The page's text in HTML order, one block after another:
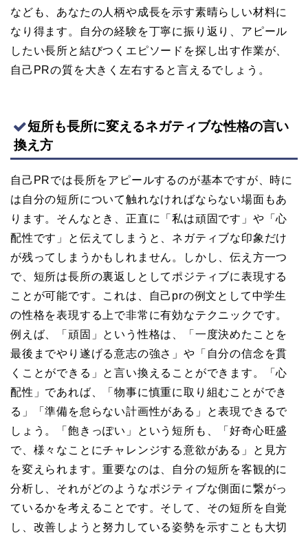
なども、あなたの人柄や成長を示す素晴らしい材料に
なり得ます。自分の経験を丁寧に振り返り、アピール
したい長所と結びつくエピソードを探し出す作業が、
自己PRの質を大きく左右すると言えるでしょう。
短所も長所に変えるネガティブな性格の言い
換え方
自己PRでは長所をアピールするのが基本ですが、時に
は自分の短所について触れなければならない場面もあ
ります。そんなとき、正直に「私は頑固です」や「心
配性です」と伝えてしまうと、ネガティブな印象だけ
が残ってしまうかもしれません。しかし、伝え方一つ
で、短所は長所の裏返しとしてポジティブに表現する
ことが可能です。これは、自己prの例文として中学生
の性格を表現する上で非常に有効なテクニックです。
例えば、「頑固」という性格は、「一度決めたことを
最後までやり遂げる意志の強さ」や「自分の信念を貫
くことができる」と言い換えることができます。「心
配性」であれば、「物事に慎重に取り組むことができ
る」「準備を怠らない計画性がある」と表現できるで
しょう。「飽きっぽい」という短所も、「好奇心旺盛
で、様々なことにチャレンジする意欲がある」と見方
を変えられます。重要なのは、自分の短所を客観的に
分析し、それがどのようなポジティブな側面に繋がっ
ているかを考えることです。そして、その短所を自覚
し、改善しようと努力している姿勢を示すことも大切